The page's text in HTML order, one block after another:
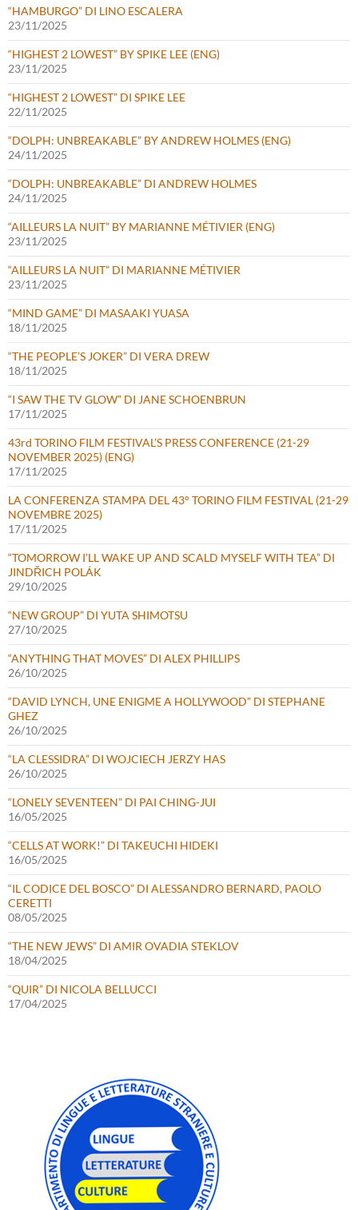
“HAMBURGO” DI LINO ESCALERA
23/11/2025
“HIGHEST 2 LOWEST” BY SPIKE LEE (ENG)
23/11/2025
“HIGHEST 2 LOWEST” DI SPIKE LEE
22/11/2025
“DOLPH: UNBREAKABLE” BY ANDREW HOLMES (ENG)
24/11/2025
“DOLPH: UNBREAKABLE” DI ANDREW HOLMES
24/11/2025
“AILLEURS LA NUIT” BY MARIANNE MÉTIVIER (ENG)
23/11/2025
“AILLEURS LA NUIT” DI MARIANNE MÉTIVIER
23/11/2025
“MIND GAME” DI MASAAKI YUASA
18/11/2025
“THE PEOPLE’S JOKER” DI VERA DREW
18/11/2025
“I SAW THE TV GLOW” DI JANE SCHOENBRUN
17/11/2025
43rd TORINO FILM FESTIVAL’S PRESS CONFERENCE (21-29
NOVEMBER 2025) (ENG)
17/11/2025
LA CONFERENZA STAMPA DEL 43° TORINO FILM FESTIVAL (21-29
NOVEMBRE 2025)
17/11/2025
“TOMORROW I’LL WAKE UP AND SCALD MYSELF WITH TEA” DI
JINDŘICH POLÁK
29/10/2025
“NEW GROUP” DI YUTA SHIMOTSU
27/10/2025
“ANYTHING THAT MOVES” DI ALEX PHILLIPS
26/10/2025
“DAVID LYNCH, UNE ENIGME A HOLLYWOOD” DI STEPHANE
GHEZ
26/10/2025
“LA CLESSIDRA” DI WOJCIECH JERZY HAS
26/10/2025
“LONELY SEVENTEEN” DI PAI CHING-JUI
16/05/2025
“CELLS AT WORK!” DI TAKEUCHI HIDEKI
16/05/2025
“IL CODICE DEL BOSCO” DI ALESSANDRO BERNARD, PAOLO
CERETTI
08/05/2025
“THE NEW JEWS” DI AMIR OVADIA STEKLOV
18/04/2025
“QUIR” DI NICOLA BELLUCCI
17/04/2025